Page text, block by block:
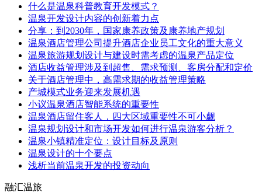
什么是温泉科普教育开发模式？
温泉开发设计内容的创新着力点
分享：到2030年，国家康养政策及康养地产规划
温泉酒店管理公司提升酒店企业员工文化的重大意义
温泉旅游规划设计与建设时需考虑的温泉产品定位
酒店收益管理涉及到超售、需求预测、客房分配和定价
关于酒店管理中，高需求期的收益管理策略
产城模式业务迎来发展机遇
小议温泉酒店智能系统的重要性
温泉酒店留住客人，四大区域重要性不可小觑
温泉规划设计和市场开发如何进行温泉游客分析？
温泉小镇精准定位：设计目标及原则
温泉设计的十个要点
浅析当前温泉开发的投资动向
融汇温旅